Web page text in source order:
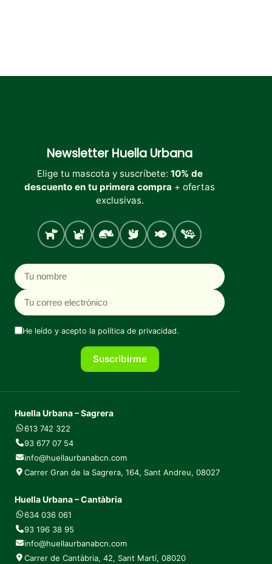
Newsletter Huella Urbana
Elige tu mascota y suscríbete: 10% de
descuento en tu primera compra + ofertas
exclusivas.
Perro Gato Roedores
Aves PecesTortugas
Nombre
Correo electrónico
He leído y acepto la política de privacidad.
Suscribirme
Huella Urbana – Sagrera
613 742 322
93 677 07 54
info@huellaurbanabcn.com
Carrer Gran de la Sagrera, 164, Sant Andreu, 08027
Huella Urbana – Cantàbria
634 036 061
93 196 38 95
info@huellaurbanabcn.com
Carrer de Cantàbria, 42, Sant Martí, 08020